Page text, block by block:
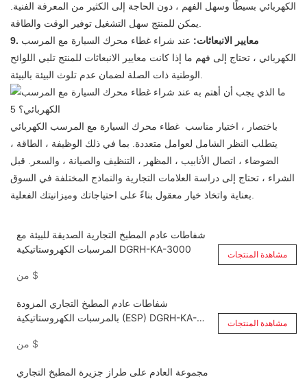
الكهربائي بسيطًا وسهل الفهم ، دون الحاجة إلى الكثير من المعرفة الفنية.
يمكن للمنتج سهل التشغيل توفير الوقت والطاقة.
9. معايير الانبعاثات: عند شراء غطاء محرك السيارة مع المرسب
الكهربائي ، تحتاج إلى فهم ما إذا كانت معايير الانبعاثات للمنتج تلبي اللوائح
الوطنية ذات الصلة لضمان عدم تلوث البيئة بالبيئة.
باختصار ، اختيار مناسب غطاء محرك السيارة مع المرسب الكهربائي
يتطلب النظر الشامل لعوامل متعددة. بما في ذلك الوظيفة ، الطاقة ،
الضوضاء ، اتصال الأنابيب ، المظهر ، التنظيف والصيانة ، والسعر. قبل
الشراء ، تحتاج إلى دراسة العلامات التجارية والنماذج المختلفة في السوق
بعناية واتخاذ خيار معقول بناءً على احتياجاتك وميزانيتك الفعلية.
شفاطات عادم المطبخ التجارية الصديقة للبيئة مع
المرسبات الكهروستاتيكية DGRH-KA-3000
$
مشاهدة المنتجات
شفاطات عادم المطبخ التجاري المزودة
بالمرسبات الكهروستاتيكية (ESP) DGRH-KA-
$
مشاهدة المنتجات
مجموعة العادم على طراز جزيرة المطبخ التجاري